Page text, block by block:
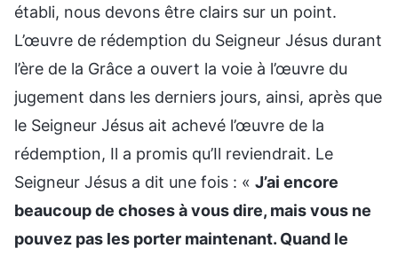
établi, nous devons être clairs sur un point.
L’œuvre de rédemption du Seigneur Jésus durant
l’ère de la Grâce a ouvert la voie à l’œuvre du
jugement dans les derniers jours, ainsi, après que
le Seigneur Jésus ait achevé l’œuvre de la
rédemption, Il a promis qu’Il reviendrait. Le
Seigneur Jésus a dit une fois : « J’ai encore
beaucoup de choses à vous dire, mais vous ne
pouvez pas les porter maintenant. Quand le